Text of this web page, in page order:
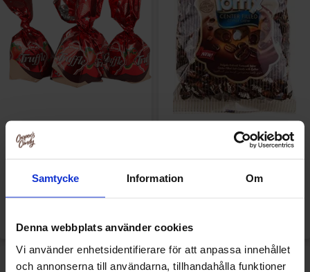
Samtycke Information Om
Denna webbplats använder cookies
Vi använder enhetsidentifierare för att anpassa innehållet
och annonserna till användarna, tillhandahålla funktioner
Elvan Jordgubbstryffel 1kg
109.90 kr
Toffix Kaffe 800g
79.90 kr